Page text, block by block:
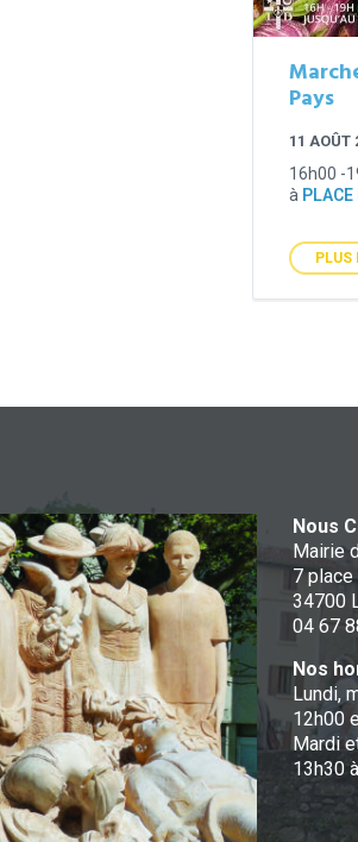
Pays
11 AOÛT
16h00 -
à
PLUS
Nous
Mairie
7
34700
04 67
Nos
Lundi,
12h00
Mardi
13h30